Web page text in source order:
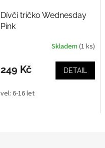
Dívčí tričko Wednesday
Pink
Skladem(1 ks)
249 Kč DETAIL
vel: 6-16 let